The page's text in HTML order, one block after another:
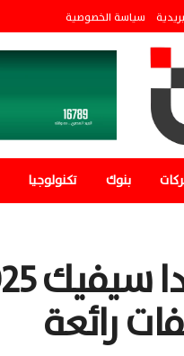
سياسة الخصوصية
بنوك تكنولوجيا
رائعة